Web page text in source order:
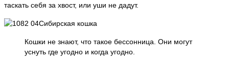
таскать себя за хвост, или уши не дадут.
Кошки не знают, что такое бессонница. Они могут
уснуть где угодно и когда угодно.